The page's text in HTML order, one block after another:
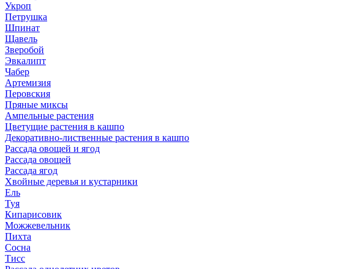
Укроп
Петрушка
Шпинат
Щавель
Зверобой
Эвкалипт
Чабер
Артемизия
Перовския
Пряные миксы
Ампельные растения
Цветущие растения в кашпо
Декоративно-лиственные растения в кашпо
Рассада овощей и ягод
Рассада овощей
Рассада ягод
Хвойные деревья и кустарники
Ель
Туя
Кипарисовик
Можжевельник
Пихта
Сосна
Тисc